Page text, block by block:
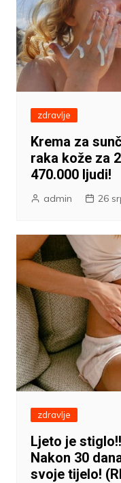
zdravlje
Krema za
raka kože za
470.000 ljudi!
admin 26
zdravlje
Ljeto je
Nakon 30
svoje tijelo!